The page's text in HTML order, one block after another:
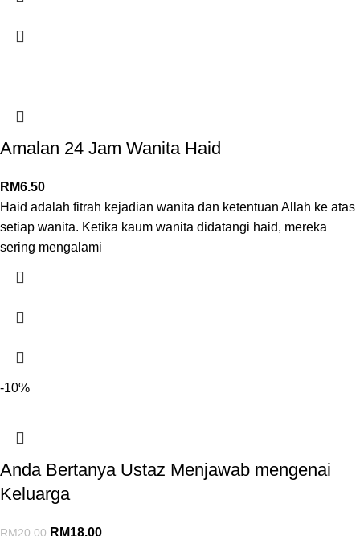
Amalan 24 Jam Wanita Haid
RM6.50
Haid adalah fitrah kejadian wanita dan ketentuan Allah ke atas
setiap wanita. Ketika kaum wanita didatangi haid, mereka
sering mengalami
-10%
Anda Bertanya Ustaz Menjawab mengenai
Keluarga
RM20.00 RM18.00